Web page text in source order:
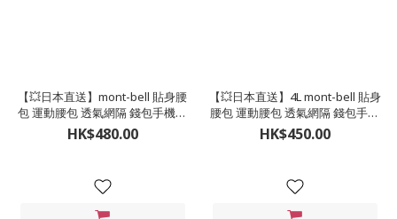
【💥日本直送】mont-bell 貼身腰
包 運動腰包 透氣網隔 錢包手機收
納 腰包 兩色 5L サイクールランバ
ーパック 5
HK$480.00
【💥日本直送】4L mont-bell 貼身
腰包 運動腰包 透氣網隔 錢包手機
收納 腰包 四色可選 トレールラン
バーパック 4
HK$450.00